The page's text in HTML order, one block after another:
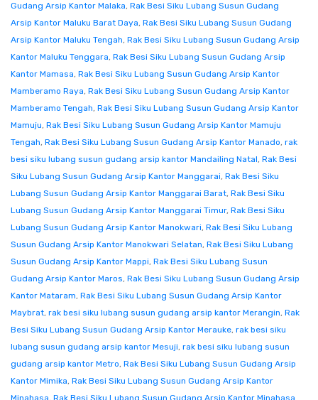
Gudang Arsip Kantor Malaka, Rak Besi Siku Lubang Susun Gudang
Arsip Kantor Maluku Barat Daya, Rak Besi Siku Lubang Susun Gudang
Arsip Kantor Maluku Tengah, Rak Besi Siku Lubang Susun Gudang Arsip
Kantor Maluku Tenggara, Rak Besi Siku Lubang Susun Gudang Arsip
Kantor Mamasa, Rak Besi Siku Lubang Susun Gudang Arsip Kantor
Mamberamo Raya, Rak Besi Siku Lubang Susun Gudang Arsip Kantor
Mamberamo Tengah, Rak Besi Siku Lubang Susun Gudang Arsip Kantor
Mamuju, Rak Besi Siku Lubang Susun Gudang Arsip Kantor Mamuju
Tengah, Rak Besi Siku Lubang Susun Gudang Arsip Kantor Manado, rak
besi siku lubang susun gudang arsip kantor Mandailing Natal, Rak Besi
Siku Lubang Susun Gudang Arsip Kantor Manggarai, Rak Besi Siku
Lubang Susun Gudang Arsip Kantor Manggarai Barat, Rak Besi Siku
Lubang Susun Gudang Arsip Kantor Manggarai Timur, Rak Besi Siku
Lubang Susun Gudang Arsip Kantor Manokwari, Rak Besi Siku Lubang
Susun Gudang Arsip Kantor Manokwari Selatan, Rak Besi Siku Lubang
Susun Gudang Arsip Kantor Mappi, Rak Besi Siku Lubang Susun
Gudang Arsip Kantor Maros, Rak Besi Siku Lubang Susun Gudang Arsip
Kantor Mataram, Rak Besi Siku Lubang Susun Gudang Arsip Kantor
Maybrat, rak besi siku lubang susun gudang arsip kantor Merangin, Rak
Besi Siku Lubang Susun Gudang Arsip Kantor Merauke, rak besi siku
lubang susun gudang arsip kantor Mesuji, rak besi siku lubang susun
gudang arsip kantor Metro, Rak Besi Siku Lubang Susun Gudang Arsip
Kantor Mimika, Rak Besi Siku Lubang Susun Gudang Arsip Kantor
Minahasa Rak Besi Siku Lubang Susun Gudang Arsip Kantor Minahasa